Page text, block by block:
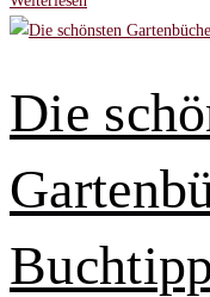
und
Die
Kinderbücher
für
Die